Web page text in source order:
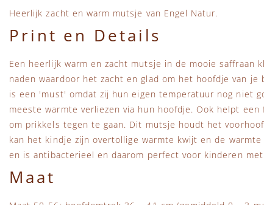
Heerlijk zacht en warm mutsje van Engel Natur.
Print en Details
Een heerlijk warm en zacht mutsje in de mooie saffraan
naden waardoor het zacht en glad om het hoofdje van je
is een 'must' omdat zij hun eigen temperatuur nog niet
meeste warmte verliezen via hun hoofdje. Ook helpt
om prikkels tegen te gaan. Dit mutsje houdt het
kan het kindje zijn overtollige warmte kwijt en de
en is antibacterieel en daarom perfect voor kinderen
Maat